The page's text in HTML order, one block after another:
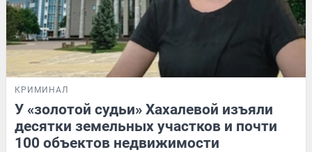
КРИМИНАЛ
У «золотой судьи» Хахалевой изъяли
десятки земельных участков и почти
100 объектов недвижимости